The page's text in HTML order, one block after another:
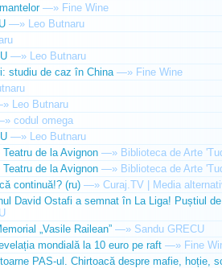
—» Fine Wine
—» Leo Butnaru
—» Leo Butnaru
studiu de caz în China —» Fine Wine
Leo Butnaru
codul omega
—» Leo Butnaru
de la Avignon —» Biblioteca de Arte
de la Avignon —» Biblioteca de Arte
continuă!? (ru) —» Curaj.TV | Media
David Ostafi a semnat în La Liga! Puștiul
„Vasile Railean” —» Sandu GRECU
mondială la 10 euro pe raft —» Fine
PAS-ul. Chirtoacă despre mafie, hoție,